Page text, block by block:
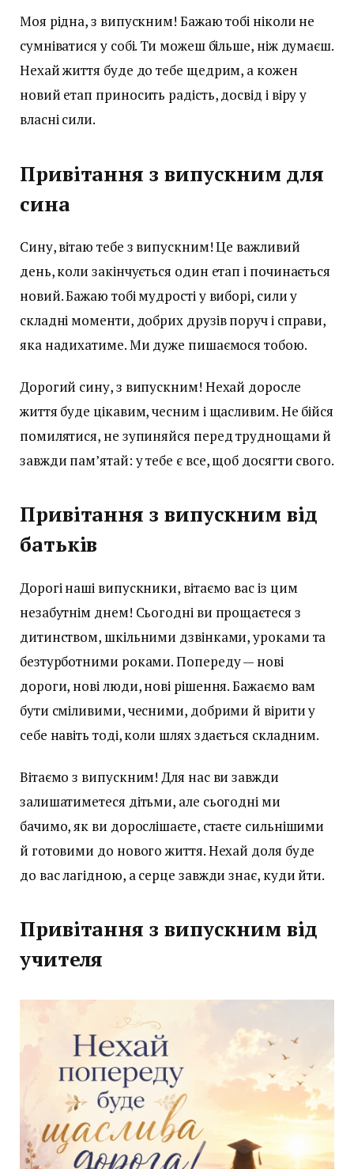
Моя рідна, з випускним! Бажаю тобі ніколи не
сумніватися у собі. Ти можеш більше, ніж думаєш.
Нехай життя буде до тебе щедрим, а кожен
новий етап приносить радість, досвід і віру у
власні сили.
Привітання з випускним для
сина
Сину, вітаю тебе з випускним! Це важливий
день, коли закінчується один етап і починається
новий. Бажаю тобі мудрості у виборі, сили у
складні моменти, добрих друзів поруч і справи,
яка надихатиме. Ми дуже пишаємося тобою.
Дорогий сину, з випускним! Нехай доросле
життя буде цікавим, чесним і щасливим. Не бійся
помилятися, не зупиняйся перед труднощами й
завжди пам’ятай: у тебе є все, щоб досягти свого.
Привітання з випускним від
батьків
Дорогі наші випускники, вітаємо вас із цим
незабутнім днем! Сьогодні ви прощаєтеся з
дитинством, шкільними дзвінками, уроками та
безтурботними роками. Попереду — нові
дороги, нові люди, нові рішення. Бажаємо вам
бути сміливими, чесними, добрими й вірити у
себе навіть тоді, коли шлях здається складним.
Вітаємо з випускним! Для нас ви завжди
залишатиметеся дітьми, але сьогодні ми
бачимо, як ви дорослішаєте, стаєте сильнішими
й готовими до нового життя. Нехай доля буде
до вас лагідною, а серце завжди знає, куди йти.
Привітання з випускним від
учителя